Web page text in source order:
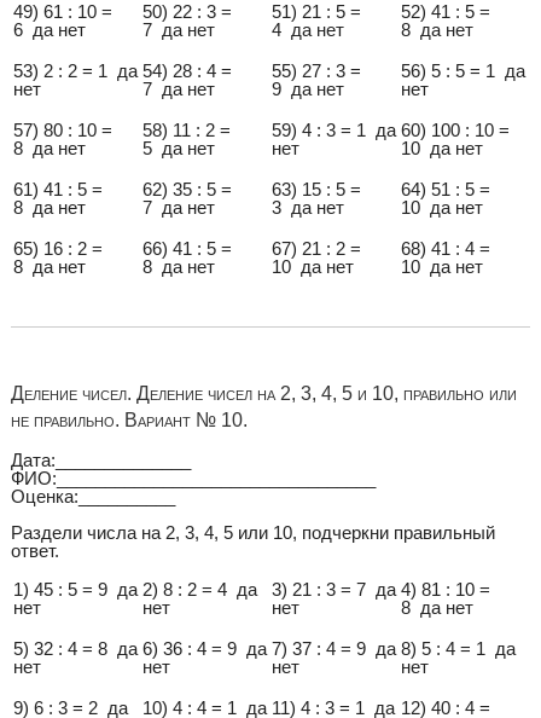
49) 61 : 10 =
6 да нет
50) 22 : 3 =
7 да нет
51) 21 : 5 =
4 да нет
52) 41 : 5 =
8 да нет
53) 2 : 2 = 1 да
нет
54) 28 : 4 =
7 да нет
55) 27 : 3 =
9 да нет
56) 5 : 5 = 1 да
нет
57) 80 : 10 =
8 да нет
58) 11 : 2 =
5 да нет
59) 4 : 3 = 1 да
нет
60) 100 : 10 =
10 да нет
61) 41 : 5 =
8 да нет
62) 35 : 5 =
7 да нет
63) 15 : 5 =
3 да нет
64) 51 : 5 =
10 да нет
65) 16 : 2 =
8 да нет
66) 41 : 5 =
8 да нет
67) 21 : 2 =
10 да нет
68) 41 : 4 =
10 да нет
Деление чисел. Деление чисел на 2, 3, 4, 5 и 10, правильно или
не правильно. Вариант № 10.
Дата:______________
ФИО:_________________________________
Оценка:__________
Раздели числа на 2, 3, 4, 5 или 10, подчеркни правильный
ответ.
1) 45 : 5 = 9 да
нет
2) 8 : 2 = 4 да
нет
3) 21 : 3 = 7 да
нет
4) 81 : 10 =
8 да нет
5) 32 : 4 = 8 да
нет
6) 36 : 4 = 9 да
нет
7) 37 : 4 = 9 да
нет
8) 5 : 4 = 1 да
нет
9) 6 : 3 = 2 да
10) 4 : 4 = 1 да 11) 4 : 3 = 1 да 12) 40 : 4 =